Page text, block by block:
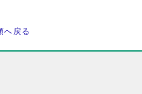
へ戻る